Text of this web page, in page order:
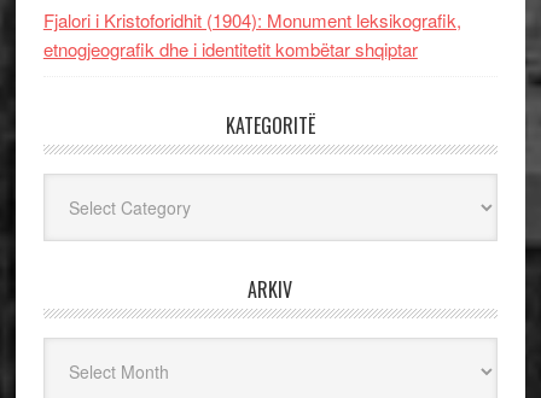
Fjalori i Kristoforidhit (1904): Monument leksikografik,
etnogjeografik dhe i identitetit kombëtar shqiptar
KATEGORITË
ARKIV